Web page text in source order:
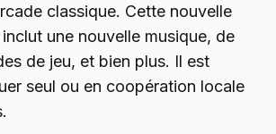
classique. Cette nouvelle
une nouvelle musique, de
de jeu, et bien plus. Il est
seul ou en coopération locale